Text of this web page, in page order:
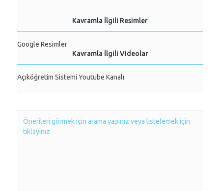
Kavramla İlgili Resimler
Google Resimler
Kavramla İlgili Videolar
Açıköğretim Sistemi Youtube Kanalı
Önerileri görmek için arama yapınız veya listelemek için
tıklayınız